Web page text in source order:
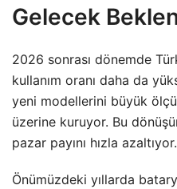
Gelecek
2026 sonrası dönemde
kullanım oranı daha da
yeni modellerini büyük
üzerine kuruyor. Bu
pazar payını hızla azaltıyor.
Önümüzdeki yıllarda